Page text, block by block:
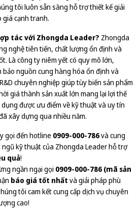
tôi luôn sẵn sàng hỗ trợ thiết kế giải
cạnh tranh.
tác với Zhongda Leader? Zhongda
nghệ tiên tiến, chất lượng ổn định và
Là công ty niêm yết có quy mô lớn,
bảo nguồn cung hàng hóa ổn định và
chuyên nghiệp giúp tùy biến sản phẩm
giá thành sản xuất lớn mang lại lợi thế
được ưu điểm về kỹ thuật và uy tín
xây dựng qua nhiều năm.
gọi đến hotline 0909-000-786và cung
ngũ kỹ thuật của Zhongda Leader hỗ trợ
quả!
ngần ngại gọi 0909-000-786 (mã sản
báo giá tốt nhất và giải pháp phù
tôi cam kết cung cấp dịch vụ chuyên
cao!